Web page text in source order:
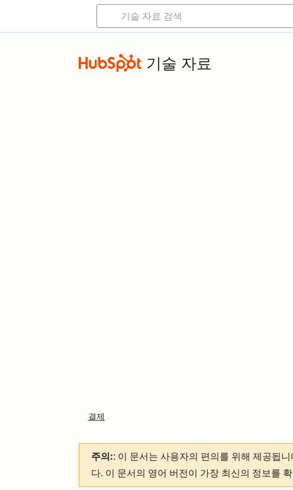
기술 자료
결제
주의:: 이 문서는 사용자의 편의를 위해 제공됩니
다. 이 문서의 영어 버전이 가장 최신의 정보를